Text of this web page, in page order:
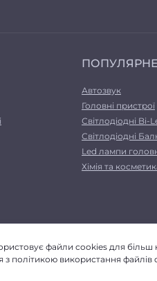
ПОПУЛЯРНЕ
Автозвук
Головні пристрої
Світлодіодні Bi-
Світлодіодні
Led лампи
Хімія та
файли cookies для
з політикою використання файлів